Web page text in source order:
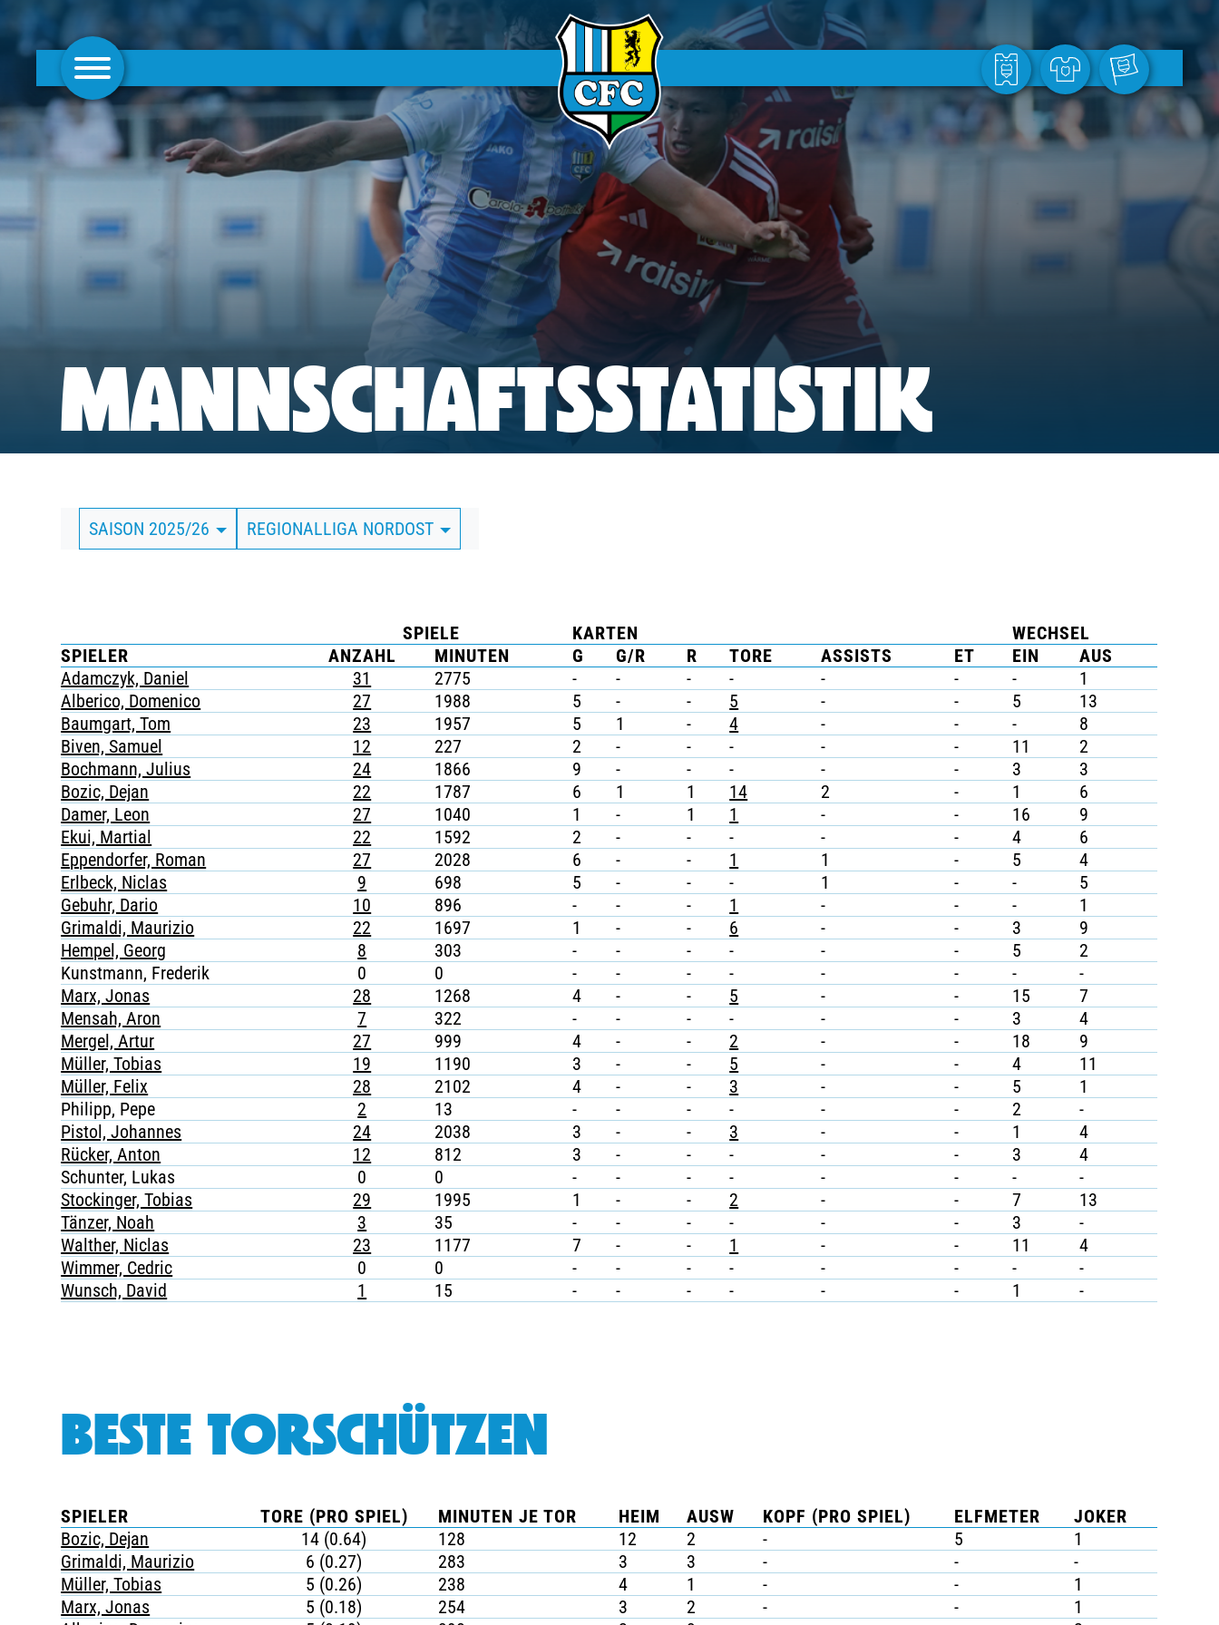
AKTUELLES
FRAUEN
CLUBMITGLIEDSCHAFT
BUSINESS
SÜDKURVE
TICKETING
MANNSCHAFTSSTATISTIK
SAISON 2025/26 REGIONALLIGA NORDOST
SPIELE KARTEN
WECHSEL
SPIELER
ANZAHL MINUTEN G G/R R TORE ASSISTS ET EIN
AUS
Adamczyk, Daniel
31 2775 - - - - - - -
1
Alberico, Domenico
27 1988 5 - - 5 - - 5
13
Baumgart, Tom
23 1957 5 1 - 4 - - -
8
Biven, Samuel
12 227 2 - - - - - 11
2
Bochmann, Julius
24 1866 9 - - - - - 3
3
Bozic, Dejan
22 1787 6 1 1 14 2 - 1
6
Damer, Leon
27 1040 1 - 1 1 - - 16
9
Ekui, Martial
22 1592 2 - - - - - 4
6
Eppendorfer, Roman
27 2028 6 - - 1 1 - 5
4
Erlbeck, Niclas
9 698 5 - - - 1 - -
5
Gebuhr, Dario
10 896 - - - 1 - - -
1
Grimaldi, Maurizio
22 1697 1 - - 6 - - 3
9
Hempel, Georg
8 303 - - - - - - 5
2
Kunstmann, Frederik
0 0 - - - - - - -
-
Marx, Jonas
28 1268 4 - - 5 - - 15
7
Mensah, Aron
7 322 - - - - - - 3
4
Mergel, Artur
27 999 4 - - 2 - - 18
9
Müller, Tobias
19 1190 3 - - 5 - - 4
11
Müller, Felix
28 2102 4 - - 3 - - 5
1
Philipp, Pepe
2 13 - - - - - - 2
-
Pistol, Johannes
24 2038 3 - - 3 - - 1
4
Rücker, Anton
12 812 3 - - - - - 3
4
Schunter, Lukas
0 0 - - - - - - -
-
Stockinger, Tobias
29 1995 1 - - 2 - - 7
13
Tänzer, Noah
3 35 - - - - - - 3
-
Walther, Niclas
23 1177 7 - - 1 - - 11
4
Wimmer, Cedric
0 0 - - - - - - -
-
Wunsch, David
1 15 - - - - - - 1 -
BESTE TORSCHÜTZEN
SPIELER TORE (PRO SPIEL) MINUTEN JE TOR HEIM AUSW KOPF (PRO SPIEL) ELFMETER
JOKER
Bozic, Dejan
14 (0.64) 128 12 2 - 5
1
Grimaldi, Maurizio
6 (0.27) 283 3 3 - -
-
Müller, Tobias
5 (0.26) 238 4 1 - -
1
Marx, Jonas
5 (0.18) 254 3 2 - -
1